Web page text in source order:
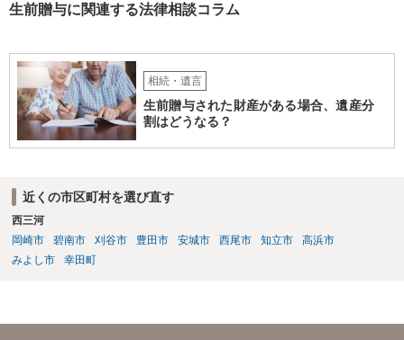
生前贈与に関連する法律相談コラム
相続・遺言
生前贈与された財産がある場合、遺産分
割はどうなる？
近くの市区町村を選び直す
西三河
岡崎市
碧南市 刈谷市 豊田市 安城市 西尾市 知立市
高浜市
みよし市
幸田町